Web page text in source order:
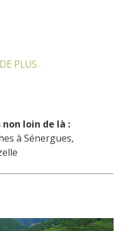
PLUS...
loin de là :
à Sénergues,